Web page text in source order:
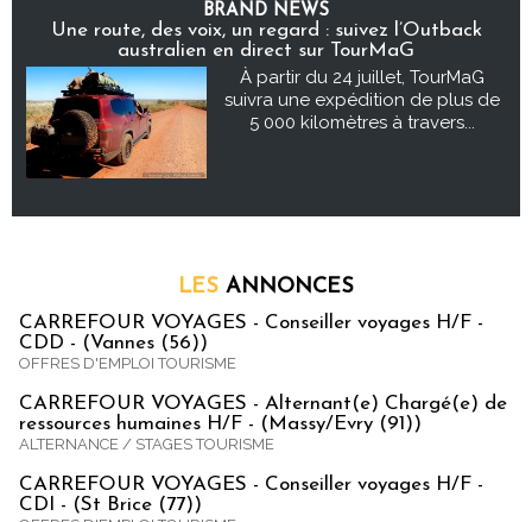
BRAND NEWS
Une route, des voix, un regard : suivez l’Outback
australien en direct sur TourMaG
À partir du 24 juillet, TourMaG
suivra une expédition de plus de
5 000 kilomètres à travers...
LES ANNONCES
CARREFOUR VOYAGES - Conseiller voyages H/F -
CDD - (Vannes (56))
OFFRES D'EMPLOI TOURISME
CARREFOUR VOYAGES - Alternant(e) Chargé(e) de
ressources humaines H/F - (Massy/Evry (91))
ALTERNANCE / STAGES TOURISME
CARREFOUR VOYAGES - Conseiller voyages H/F -
CDI - (St Brice (77))